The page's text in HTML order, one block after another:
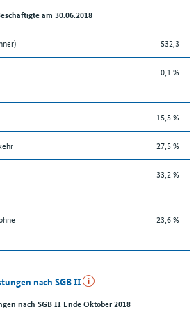
am 30.06.2018
532,3
0,1 %
15,5 %
27,5 %
33,2 %
23,6 %
nach SGB II
nach SGB II Ende Oktober 2018